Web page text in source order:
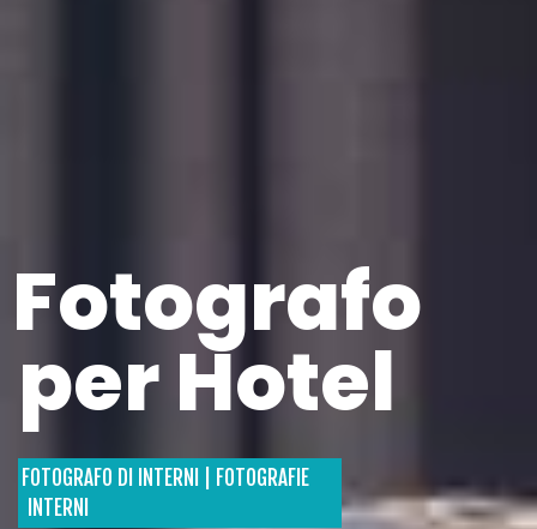
Fotografo
per Hotel
FOTOGRAFO DI INTERNI | FOTOGRAFIE
INTERNI